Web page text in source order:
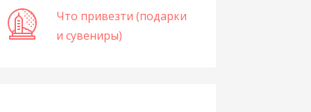
Что привезти (подарки
и сувениры)